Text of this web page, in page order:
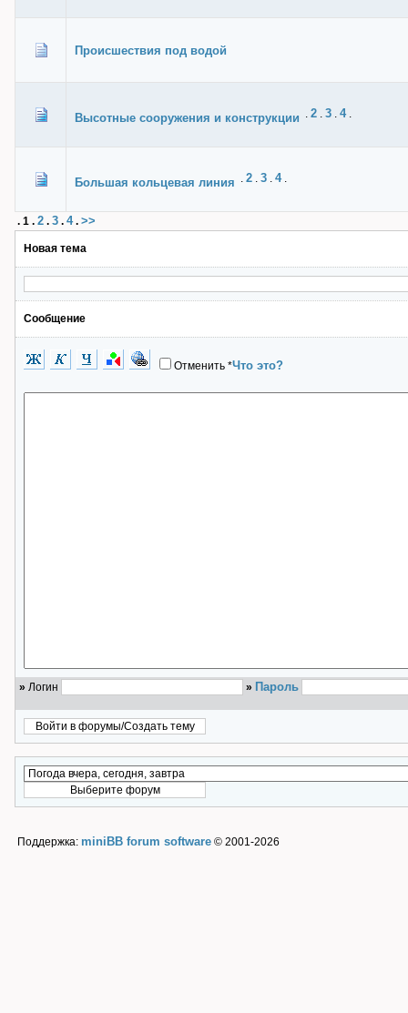
Происшествия под водой
Высотные сооружения и конструкции . 2 . 3 . 4.
Большая кольцевая линия . 2 . 3 . 4.
. 1 . 2 . 3 . 4. >>
Новая тема
Сообщение
Отменить *Что это?
» Логин » Пароль
Поддержка: miniBB forum software © 2001-2026